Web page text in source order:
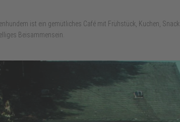
ist ein gemütliches Café mit Frühstück, Kuchen,
Beisammensein.